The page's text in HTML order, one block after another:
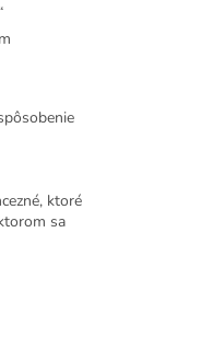
ktoré
sa